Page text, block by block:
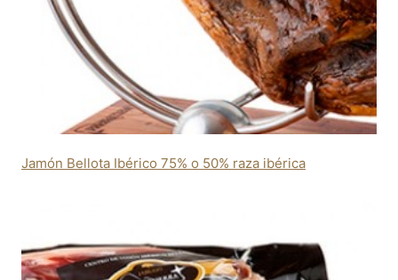
Jamón Bellota Ibérico 75% o 50% raza ibérica